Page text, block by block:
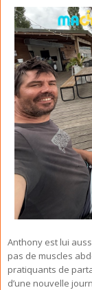
Anthony est lui
pas de muscles
pratiquants de
d’une nouvelle